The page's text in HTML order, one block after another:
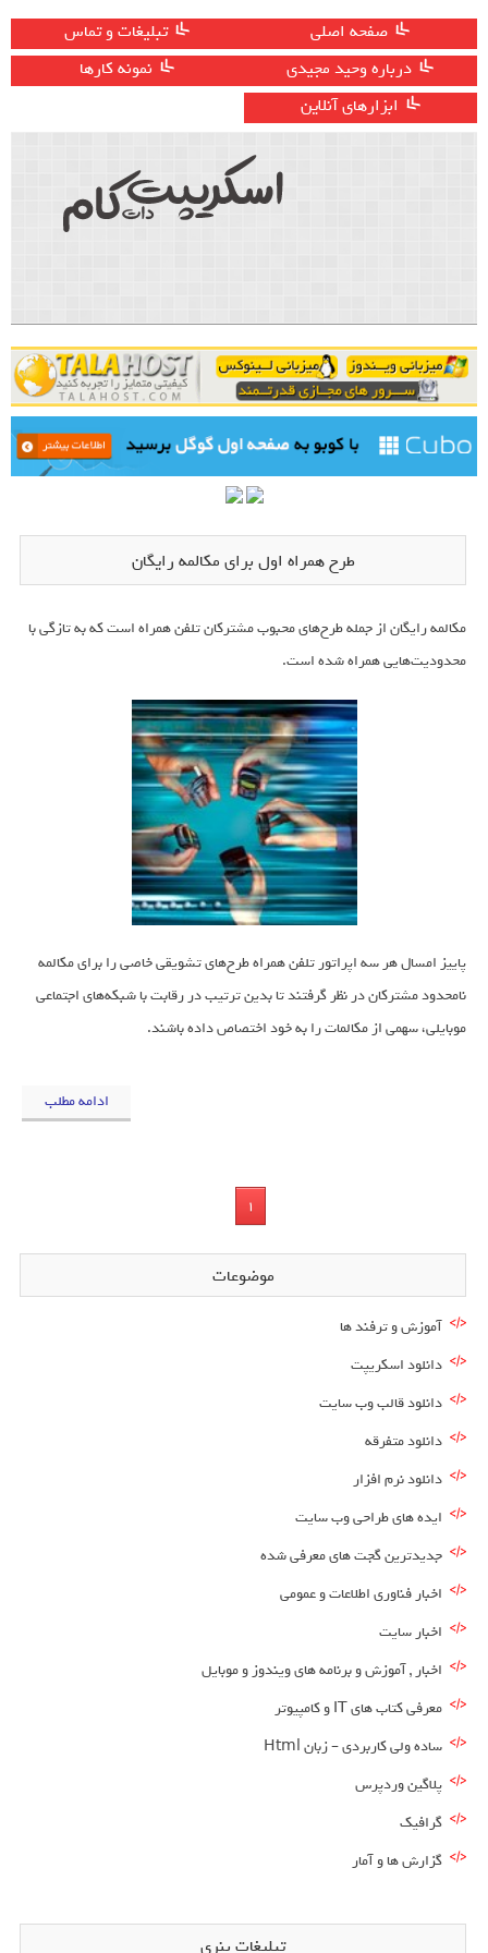
صفحه اصلی
تبلیغات و تماس
درباره وحید مجیدی
نمونه کارها
ابزارهای آنلاین
طرح همراه اول برای مکالمه رایگان
مکالمه رایگان از جمله طرح‌های محبوب مشترکان تلفن همراه است که به تازگی با
محدودیت‌هایی همراه شده است.
پاییز امسال هر سه اپراتور تلفن همراه طرح‌های تشویقی خاصی را برای مکالمه
نامحدود مشترکان در نظر گرفتند تا بدین ترتیب در رقابت با شبکه‌های اجتماعی
موبایلی، سهمی از مکالمات را به خود اختصاص داده باشند.
ادامه مطلب
1
موضوعات
آموزش و ترفند ها
دانلود اسکریپت
دانلود قالب وب سایت
دانلود متفرقه
دانلود نرم افزار
ایده های طراحی وب سایت
جدیدترین گجت های معرفی شده
اخبار فناوری اطلاعات و عمومی
اخبار سایت
اخبار , آموزش و برنامه های ویندوز و موبایل
معرفی کتاب های IT و کامپیوتر
ساده ولی کاربردی – زبان Html
پلاگین وردپرس
گرافیک
گزارش ها و آمار
تبلیغات بنری